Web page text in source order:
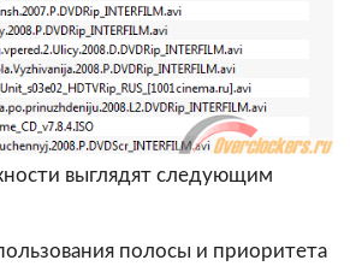
выглядят следующим
полосы и приоритета